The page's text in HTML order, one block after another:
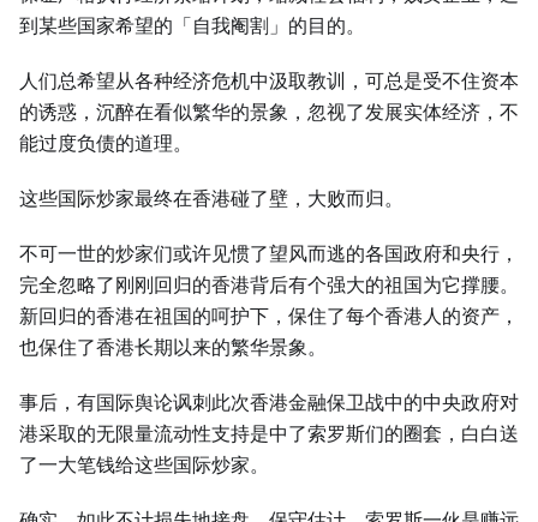
到某些国家希望的「自我阉割」的目的。
人们总希望从各种经济危机中汲取教训，可总是受不住资本
的诱惑，沉醉在看似繁华的景象，忽视了发展实体经济，不
能过度负债的道理。
这些国际炒家最终在香港碰了壁，大败而归。
不可一世的炒家们或许见惯了望风而逃的各国政府和央行，
完全忽略了刚刚回归的香港背后有个强大的祖国为它撑腰。
新回归的香港在祖国的呵护下，保住了每个香港人的资产，
也保住了香港长期以来的繁华景象。
事后，有国际舆论讽刺此次香港金融保卫战中的中央政府对
港采取的无限量流动性支持是中了索罗斯们的圈套，白白送
了一大笔钱给这些国际炒家。